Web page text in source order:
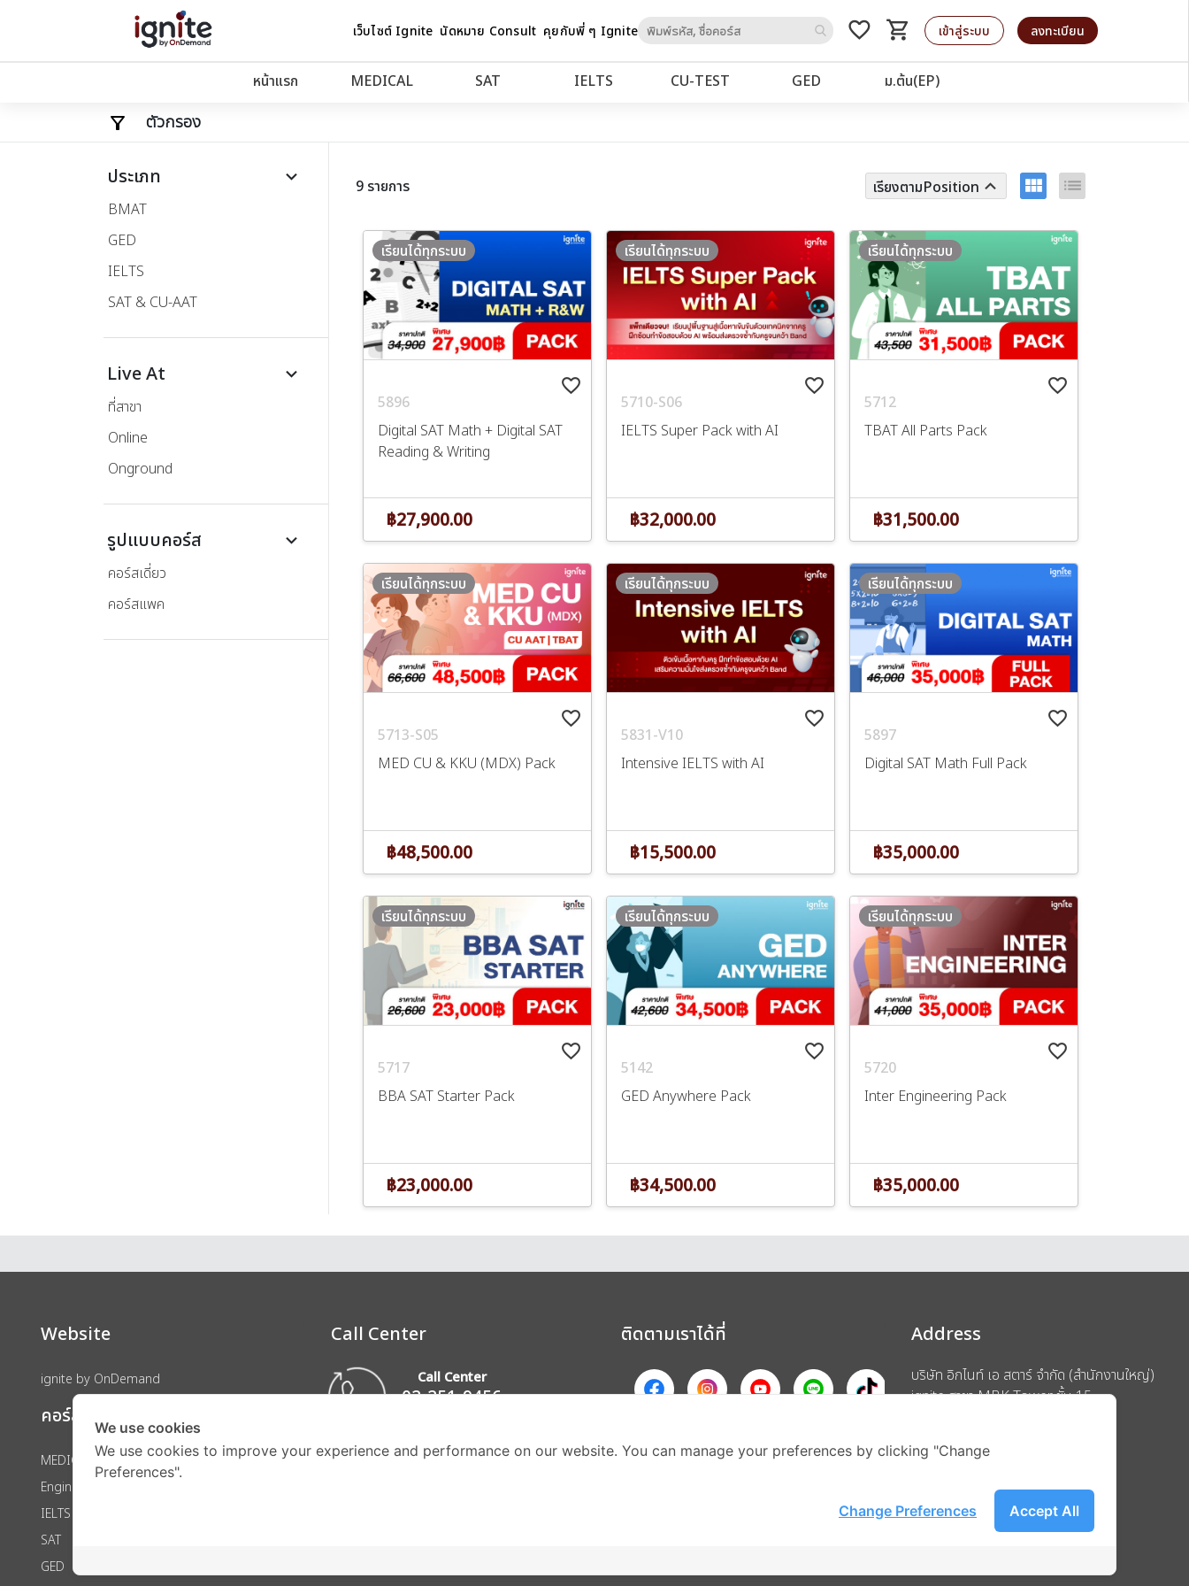
เว็บไซต์ Ignite นัดหมาย Consult คุยกับพี่ ๆ Igniteto
favorite_border shopping_cart
รถเข็น เข้าสู่ระบบ ลงทะเบียน
หน้าแรก MEDICAL SAT IELTS CU‑TEST GED ม.ต้น(EP)
ตัวกรอง
ประเภท keyboard_arrow_down
BMAT
GED
IELTS
SAT & CU-AAT
Live At keyboard_arrow_down
ที่สาขา
Online
Onground
รูปแบบคอร์ส keyboard_arrow_down
คอร์สเดี่ยว
คอร์สแพค
9 รายการ เรียงตามPosition keyboard_arrow_up view_module list
favorite_border
5896
Digital SAT Math + Digital SAT
Reading & Writing
เรียนได้ทุกระบบ
฿27,900.00
favorite_border
5710-S06
IELTS Super Pack with AI
เรียนได้ทุกระบบ
฿32,000.00
favorite_border
5712
TBAT All Parts Pack
เรียนได้ทุกระบบ
฿31,500.00
favorite_border
5713-S05
MED CU & KKU (MDX) Pack
เรียนได้ทุกระบบ
฿48,500.00
favorite_border
5831-V10
Intensive IELTS with AI
เรียนได้ทุกระบบ
฿15,500.00
favorite_border
5897
Digital SAT Math Full Pack
เรียนได้ทุกระบบ
฿35,000.00
favorite_border
5717
BBA SAT Starter Pack
เรียนได้ทุกระบบ
฿23,000.00
favorite_border
5142
GED Anywhere Pack
เรียนได้ทุกระบบ
฿34,500.00
favorite_border
5720
Inter Engineering Pack
เรียนได้ทุกระบบ
฿35,000.00
Website
ignite by OnDemand
คอร์สเรียน
MEDICAL
Engineering
IELTS
SAT
GED
Call Center
Call Center
02-251-9456
ติดตามเราได้ที่ Address
บริษัท อิกไนท์ เอ สตาร์ จำกัด (สำนักงานใหญ่)
ignite สาขา MBK Tower ชั้น 15
We use cookies
We use cookies to improve your experience and performance on our website. You can manage your preferences by clicking "Change
Preferences".
Accept All
Change Preferences